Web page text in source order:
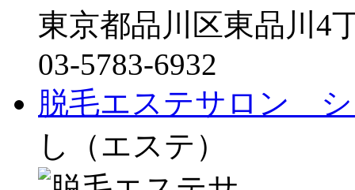
東京都品川区東品川4
03-5783-6932
脱毛エステサロン シ
し（エステ）